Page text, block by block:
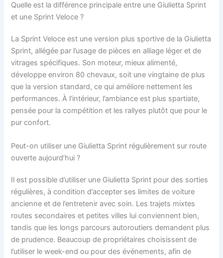
Quelle est la différence principale entre une Giulietta Sprint
et une Sprint Veloce ?
La Sprint Veloce est une version plus sportive de la Giulietta
Sprint, allégée par l’usage de pièces en alliage léger et de
vitrages spécifiques. Son moteur, mieux alimenté,
développe environ 80 chevaux, soit une vingtaine de plus
que la version standard, ce qui améliore nettement les
performances. À l’intérieur, l’ambiance est plus spartiate,
pensée pour la compétition et les rallyes plutôt que pour le
pur confort.
Peut-on utiliser une Giulietta Sprint régulièrement sur route
ouverte aujourd’hui ?
Il est possible d’utiliser une Giulietta Sprint pour des sorties
régulières, à condition d’accepter ses limites de voiture
ancienne et de l’entretenir avec soin. Les trajets mixtes
routes secondaires et petites villes lui conviennent bien,
tandis que les longs parcours autoroutiers demandent plus
de prudence. Beaucoup de propriétaires choisissent de
l’utiliser le week-end ou pour des événements, afin de